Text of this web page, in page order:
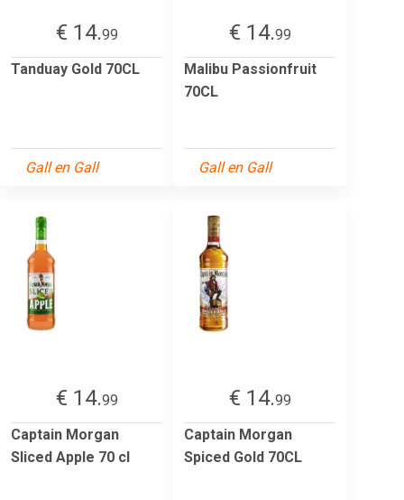
€ 14.99
Tanduay Gold 70CL
Gall en Gall
€ 14.99
Malibu Passionfruit
70CL
Gall en Gall
€ 14.99
Captain Morgan
Sliced Apple 70 cl
€ 14.99
Captain Morgan
Spiced Gold 70CL